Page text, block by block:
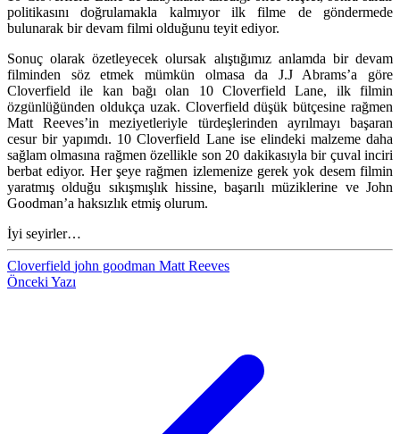
politikasını doğrulamakla kalmıyor ilk filme de göndermede
bulunarak bir devam filmi olduğunu teyit ediyor.
Sonuç olarak özetleyecek olursak alıştığımız anlamda bir devam
filminden söz etmek mümkün olmasa da J.J Abrams’a göre
Cloverfield ile kan bağı olan 10 Cloverfield Lane, ilk filmin
özgünlüğünden oldukça uzak. Cloverfield düşük bütçesine rağmen
Matt Reeves’in meziyetleriyle türdeşlerinden ayrılmayı başaran
cesur bir yapımdı. 10 Cloverfield Lane ise elindeki malzeme daha
sağlam olmasına rağmen özellikle son 20 dakikasıyla bir çuval inciri
berbat ediyor. Her şeye rağmen izlemenize gerek yok desem filmin
yaratmış olduğu sıkışmışlık hissine, başarılı müziklerine ve John
Goodman’a haksızlık etmiş olurum.
İyi seyirler…
Cloverfield john goodman Matt Reeves
Önceki Yazı